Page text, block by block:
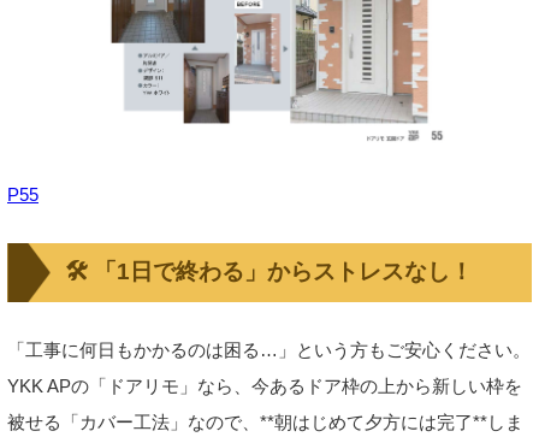
P55
🛠️ 「1日で終わる」からストレスなし！
「工事に何日もかかるのは困る…」という方もご安心ください。
YKK APの「ドアリモ」なら、今あるドア枠の上から新しい枠を
被せる「カバー工法」なので、**朝はじめて夕方には完了**しま